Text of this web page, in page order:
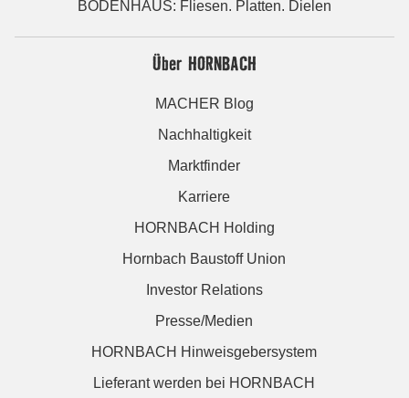
BODENHAUS: Fliesen. Platten. Dielen
Über HORNBACH
MACHER Blog
Nachhaltigkeit
Marktfinder
Karriere
HORNBACH Holding
Hornbach Baustoff Union
Investor Relations
Presse/Medien
HORNBACH Hinweisgebersystem
Lieferant werden bei HORNBACH